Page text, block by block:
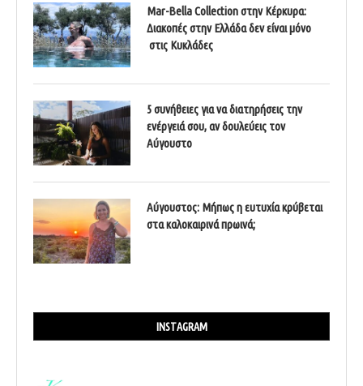
Mar-Bella Collection στην Κέρκυρα:
Διακοπές στην Ελλάδα δεν είναι μόνο
στις Κυκλάδες
5 συνήθειες για να διατηρήσεις την
ενέργειά σου, αν δουλεύεις τον
Αύγουστο
Αύγουστος: Μήπως η ευτυχία κρύβεται
στα καλοκαιρινά πρωινά;
INSTAGRAM